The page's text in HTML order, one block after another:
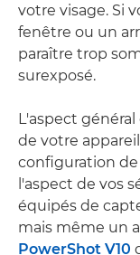
votre visage. Si
fenêtre ou un
paraître trop
surexposé.
L'aspect
de votre
configuration
l'aspect de vos
équipés de
mais même un
PowerShot V10